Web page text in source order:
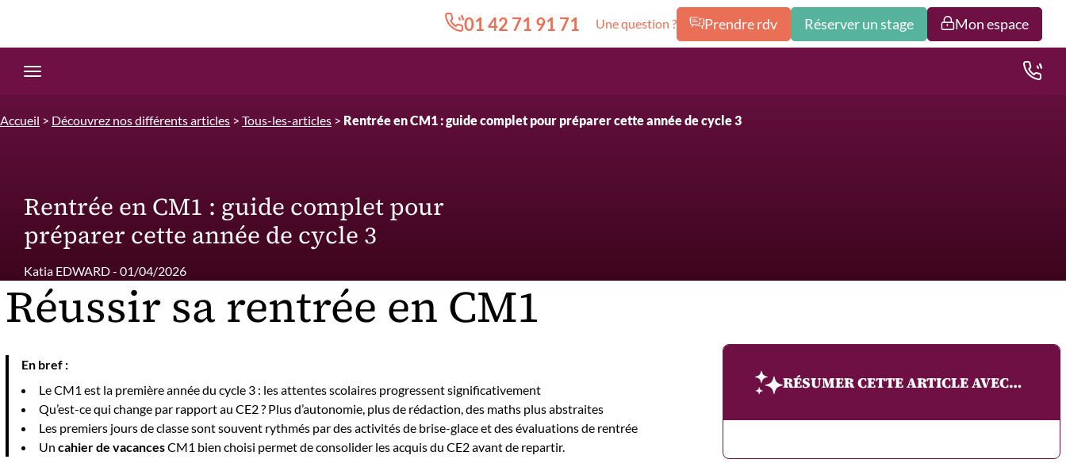
01 42 71 91 71 Une question ? Prendre rdv Réserver un stage Mon espace
Ouvrir la navigation
Accueil > Découvrez nos différents articles > Tous-les-articles > Rentrée en CM1 : guide complet pour préparer cette année de cycle 3
Rentrée en CM1 : guide complet pour
préparer cette année de cycle 3
Katia EDWARD - 01/04/2026
Réussir sa rentrée en CM1
En bref :
Le CM1 est la première année du cycle 3 : les attentes scolaires progressent significativement
Qu’est-ce qui change par rapport au CE2 ? Plus d’autonomie, plus de rédaction, des maths plus abstraites
Les premiers jours de classe sont souvent rythmés par des activités de brise-glace et des évaluations de rentrée
Un cahier de vacancesCM1 bien choisi permet de consolider les acquis du CE2 avant de repartir.
RÉSUMER CETTE ARTICLE AVEC…